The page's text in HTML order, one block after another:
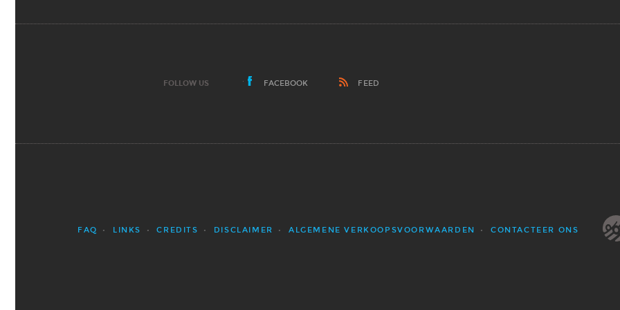
FOLLOW US FACEBOOK FEED
FAQ LINKS CREDITS DISCLAIMER ALGEMENE VERKOOPSVOORWAARDEN CONTACTEER ONS